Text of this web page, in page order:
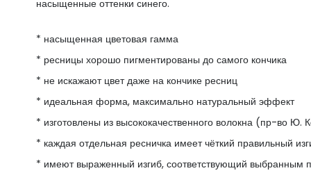
насыщенные оттенки синего.
* насыщенная цветовая гамма
* ресницы хорошо пигментированы до самого кончика
* не искажают цвет даже на кончике ресниц
* идеальная форма, максимально натуральный эффект
* изготовлены из высококачественного волокна (пр-во Ю.
* каждая отдельная ресничка имеет чёткий правильный
* имеют выраженный изгиб, соответствующий выбранным